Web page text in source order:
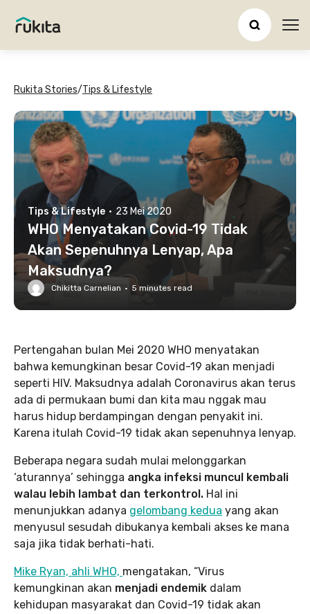
Rukita Stories/Tips & Lifestyle
Tips & Lifestyle · 23 Mei 2020
WHO Menyatakan Covid-19 Tidak
Akan Sepenuhnya Lenyap, Apa
Maksudnya?
Chikitta Carnelian · 5 minutes read
Pertengahan bulan Mei 2020 WHO menyatakan
bahwa kemungkinan besar Covid-19 akan menjadi
seperti HIV. Maksudnya adalah Coronavirus akan terus
ada di permukaan bumi dan kita mau nggak mau
harus hidup berdampingan dengan penyakit ini.
Karena itulah Covid-19 tidak akan sepenuhnya lenyap.
Beberapa negara sudah mulai melonggarkan
‘aturannya’ sehingga angka infeksi muncul kembali
walau lebih lambat dan terkontrol. Hal ini
menunjukkan adanya gelombang kedua yang akan
menyusul sesudah dibukanya kembali akses ke mana
saja jika tidak berhati-hati.
Mike Ryan, ahli WHO, mengatakan, “Virus
kemungkinan akan menjadi endemik dalam
kehidupan masyarakat dan Covid-19 tidak akan